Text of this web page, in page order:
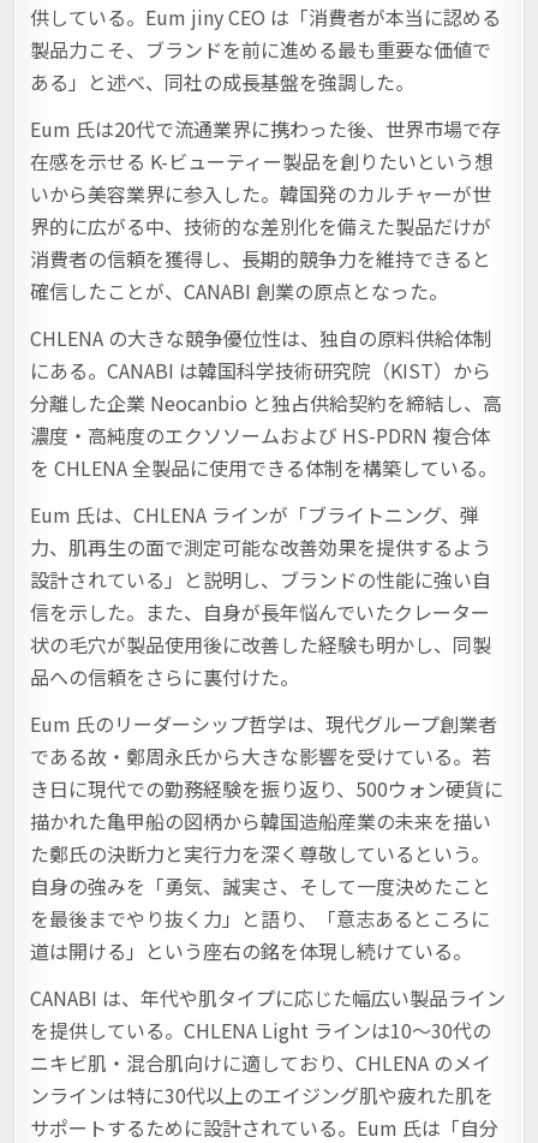
供している。Eum jiny CEO は「消費者が本当に認める
製品力こそ、ブランドを前に進める最も重要な価値で
ある」と述べ、同社の成長基盤を強調した。
Eum 氏は20代で流通業界に携わった後、世界市場で存
在感を示せる K-ビューティー製品を創りたいという想
いから美容業界に参入した。韓国発のカルチャーが世
界的に広がる中、技術的な差別化を備えた製品だけが
消費者の信頼を獲得し、長期的競争力を維持できると
確信したことが、CANABI 創業の原点となった。
CHLENA の大きな競争優位性は、独自の原料供給体制
にある。CANABI は韓国科学技術研究院（KIST）から
分離した企業 Neocanbio と独占供給契約を締結し、高
濃度・高純度のエクソソームおよび HS-PDRN 複合体
を CHLENA 全製品に使用できる体制を構築している。
Eum 氏は、CHLENA ラインが「ブライトニング、弾
力、肌再生の面で測定可能な改善効果を提供するよう
設計されている」と説明し、ブランドの性能に強い自
信を示した。また、自身が長年悩んでいたクレーター
状の毛穴が製品使用後に改善した経験も明かし、同製
品への信頼をさらに裏付けた。
Eum 氏のリーダーシップ哲学は、現代グループ創業者
である故・鄭周永氏から大きな影響を受けている。若
き日に現代での勤務経験を振り返り、500ウォン硬貨に
描かれた亀甲船の図柄から韓国造船産業の未来を描い
た鄭氏の決断力と実行力を深く尊敬しているという。
自身の強みを「勇気、誠実さ、そして一度決めたこと
を最後までやり抜く力」と語り、「意志あるところに
道は開ける」という座右の銘を体現し続けている。
CANABI は、年代や肌タイプに応じた幅広い製品ライン
を提供している。CHLENA Light ラインは10〜30代の
ニキビ肌・混合肌向けに適しており、CHLENA のメイ
ンラインは特に30代以上のエイジング肌や疲れた肌を
サポートするために設計されている。Eum 氏は「自分